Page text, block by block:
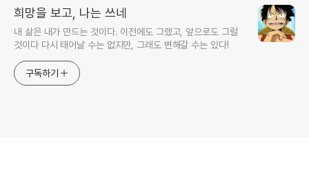
희망을 보고, 나는 쓰네
내 삶은 내가 만드는 것이다. 이전에도 그랬고, 앞으로도 그럴
것이다 다시 태어날 수는 없지만, 그래도 변해갈 수는 있다!
구독하기